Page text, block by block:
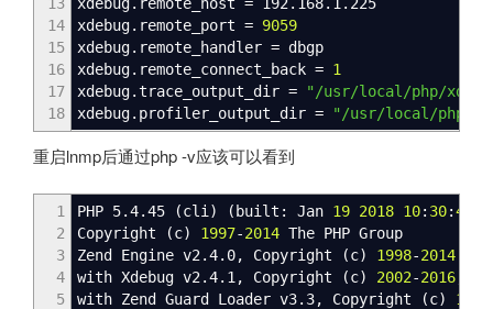
14
15
16
17
18
xdebug.remote_port = 9059
xdebug.remote_handler = dbgp
xdebug.remote_connect_back = 1
xdebug.trace_output_dir =
"/usr/local/php/
xdebug.profiler_output_dir =
"/usr/local/php/
重启lnmp后通过php -v应该可以看到
1
2
3
4
5
PHP 5.4.45 (cli ) ( built: Jan 19 2018 10: 30:47
Copyright
(c) 1997-2014 The PHP Group
Zend Engine v2.4.0, Copyright
(c) 1998-2014
with Xdebug v2.4.1, Copyright
(c) 2002-2016
with Zend Guard Loader v3.3, Copyright
(c) 1998